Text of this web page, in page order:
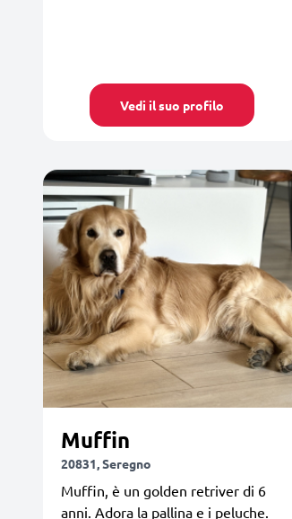
Vedi il suo profilo
Muffin
20831, Seregno
Muffin, è un golden retriver di 6
anni. Adora la pallina e i peluche.